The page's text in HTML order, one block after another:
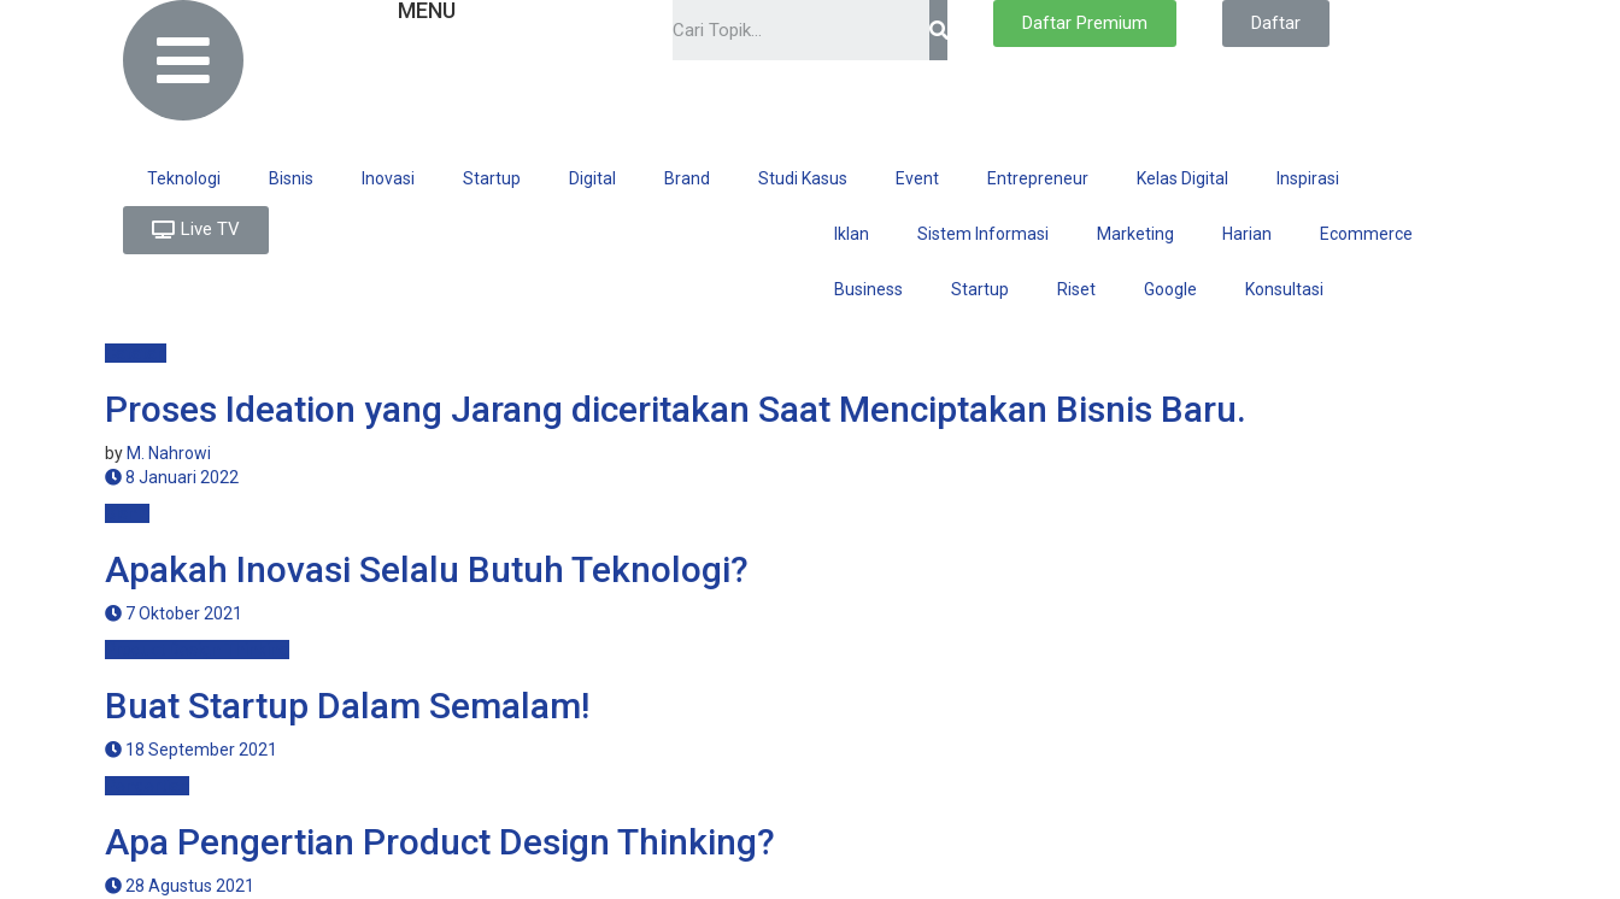
MENU Daftar Premium Daftar
Teknologi Bisnis Inovasi Startup Digital Brand Studi Kasus Event Entrepreneur Kelas Digital Inspirasi
Live TV Iklan Sistem Informasi Marketing Harian Ecommerce
Business Startup Riset Google Konsultasi
Proses Ideation yang Jarang diceritakan Saat Menciptakan Bisnis Baru.
by M. Nahrowi
8 Januari 2022
Apakah Inovasi Selalu Butuh Teknologi?
7 Oktober 2021
Buat Startup Dalam Semalam!
18 September 2021
Apa Pengertian Product Design Thinking?
28 Agustus 2021